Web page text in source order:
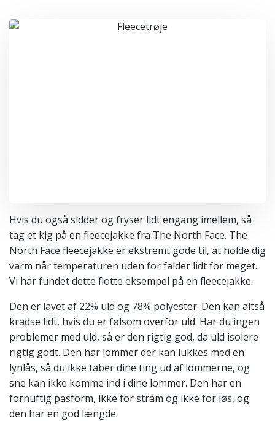
Hvis du også sidder og fryser lidt engang imellem, så
tag et kig på en fleecejakke fra The North Face. The
North Face fleecejakke er ekstremt gode til, at holde dig
varm når temperaturen uden for falder lidt for meget.
Vi har fundet dette flotte eksempel på en fleecejakke.
Den er lavet af 22% uld og 78% polyester. Den kan altså
kradse lidt, hvis du er følsom overfor uld. Har du ingen
problemer med uld, så er den rigtig god, da uld isolere
rigtig godt. Den har lommer der kan lukkes med en
lynlås, så du ikke taber dine ting ud af lommerne, og
sne kan ikke komme ind i dine lommer. Den har en
fornuftig pasform, ikke for stram og ikke for løs, og
den har en god længde.